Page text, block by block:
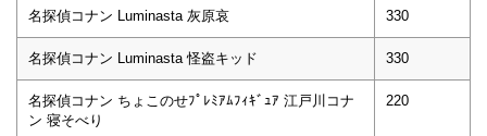
名探偵コナン Luminasta 灰原哀 330
名探偵コナン Luminasta 怪盗キッド 330
名探偵コナン ちょこのせﾌﾟﾚﾐｱﾑﾌｨｷﾞｭｱ 江戸川コナ
ン 寝そべり
220